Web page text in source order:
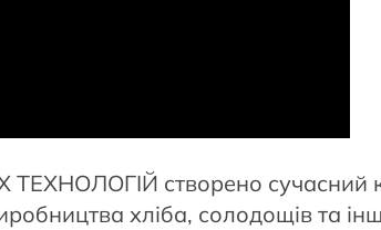
створено сучасний
хліба, солодощів та